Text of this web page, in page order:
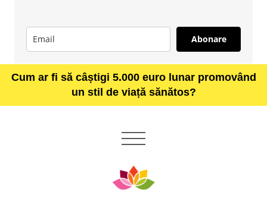
Abonare
Cum ar fi să câștigi 5.000 euro lunar promovând
un stil de viață sănătos?